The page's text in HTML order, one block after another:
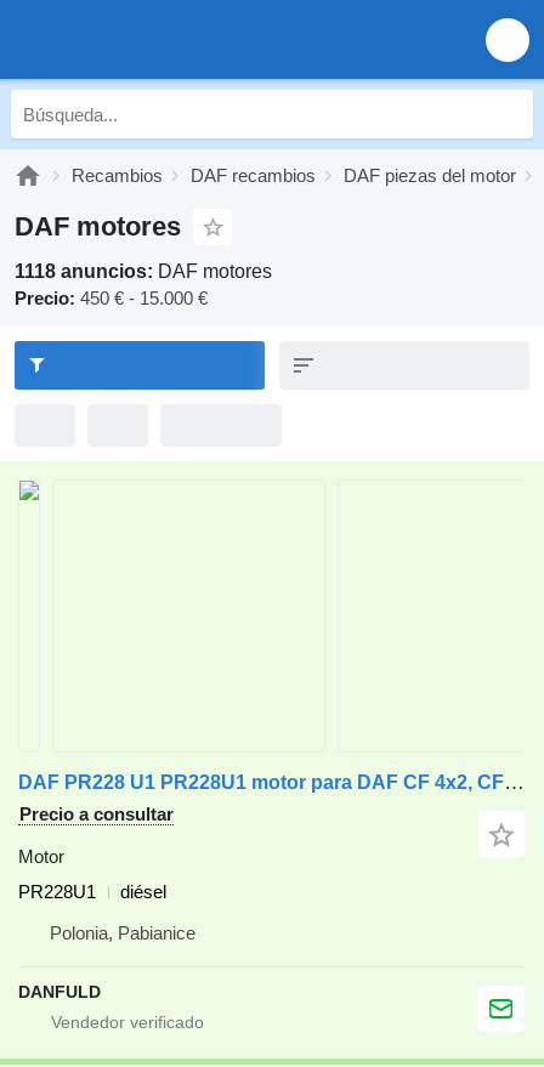
Recambios DAF recambios DAF piezas del motor
DAF motores
1118 anuncios: DAF motores
Precio: 450 € - 15.000 €
DAF PR228 U1 PR228U1 motor para DAF CF 4x2, CF 6x2 cabeza tractora
Precio a consultar
Motor
PR228U1
diésel
Polonia, Pabianice
DANFULD